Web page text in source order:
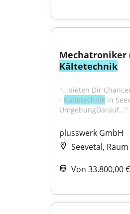
Kältetechnik
"...bieten Dir
- Kältetechnik in
UmgebungDarauf..."
plusswerk GmbH
Seevetal, Raum
Von 33.800,00